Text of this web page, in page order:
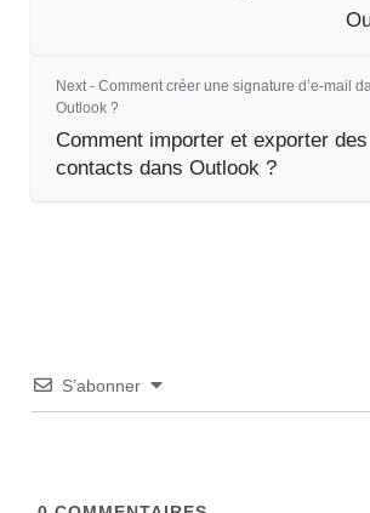
Next - Comment créer une signature d’e-mail
Outlook ?
Comment importer et exporter des
contacts dans Outlook ?
S’abonner